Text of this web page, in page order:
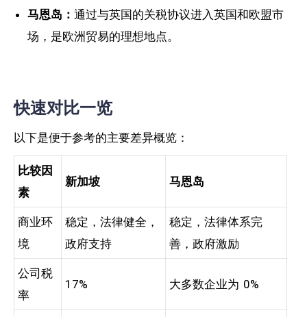
马恩岛： 通过与英国的关税协议进入英国和欧盟市
场，是欧洲贸易的理想地点。
快速对比一览
以下是便于参考的主要差异概览：
比较因
素
新加坡 马恩岛
商业环
境
稳定，法律健全，
政府支持
稳定，法律体系完
善，政府激励
公司税
率
17% 大多数企业为 0%